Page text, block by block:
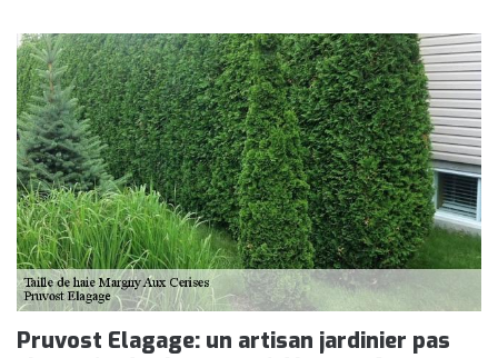
Pruvost Elagage: un artisan jardinier pas